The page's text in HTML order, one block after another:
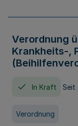
Verordnung
Krankheits-,
In Kraft Seit
Verordnung